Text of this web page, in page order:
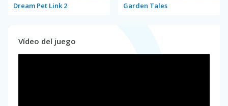
Dream Pet Link 2 Garden Tales
Vídeo del juego